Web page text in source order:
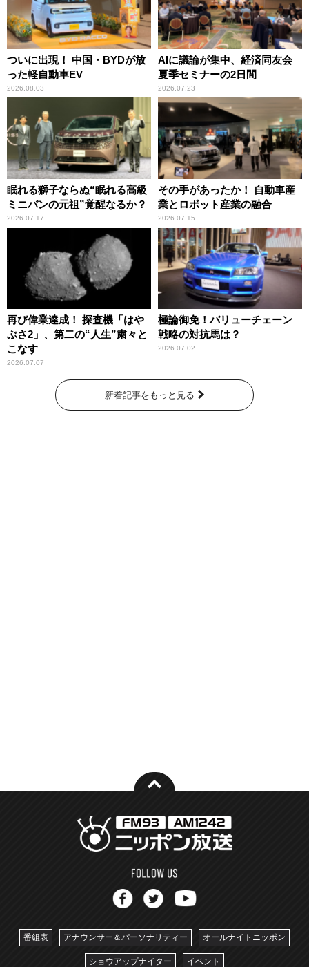
ついに出現！ 中国・BYDが放
った軽自動車EV
2026.08.03
AIに議論が集中、経済同友会
夏季セミナーの2日間
2026.07.23
眠れる獅子ならぬ“眠れる高級
ミニバンの元祖”覚醒なるか？
2026.07.17
その手があったか！ 自動車産
業とロボット産業の融合
2026.07.15
再び偉業達成！ 探査機「はや
ぶさ2」、第二の“人生”粛々と
こなす
2026.07.07
極論御免！バリューチェーン
戦略の対抗馬は？
2026.07.02
新着記事をもっと見る
番組表 アナウンサー＆パーソナリティー オールナイトニッポン
ショウアップナイター イベント